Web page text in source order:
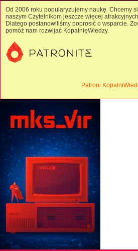
Od 2006 roku popularyzujemy naukę. Chcemy
naszym Czytelnikom jeszcze więcej
Dlatego postanowiliśmy poprosić o wsparcie.
pomóż nam rozwijać KopalnięWiedzy.
Patroni